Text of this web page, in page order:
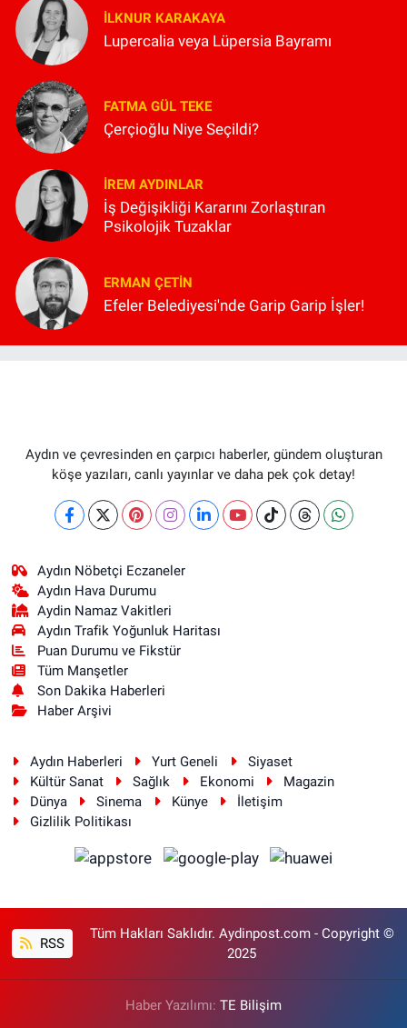
İLKNUR KARAKAYA
Lupercalia veya Lüpersia Bayramı
FATMA GÜL TEKE
Çerçioğlu Niye Seçildi?
İREM AYDINLAR
İş Değişikliği Kararını Zorlaştıran
Psikolojik Tuzaklar
ERMAN ÇETIN
Efeler Belediyesi'nde Garip Garip İşler!
Aydın ve çevresinden en çarpıcı haberler, gündem oluşturan
köşe yazıları, canlı yayınlar ve daha pek çok detay!
Aydın Nöbetçi Eczaneler
Aydın Hava Durumu
Aydin Namaz Vakitleri
Aydın Trafik Yoğunluk Haritası
Puan Durumu ve Fikstür
Tüm Manşetler
Son Dakika Haberleri
Haber Arşivi
Aydın Haberleri Yurt Geneli
Siyaset
Kültür Sanat
Sağlık Ekonomi
Magazin
Dünya
Sinema Künye
İletişim
Gizlilik Politikası
RSS
Tüm Hakları Saklıdır. Aydinpost.com - Copyright ©
2025
Haber Yazılımı: TE Bilişim